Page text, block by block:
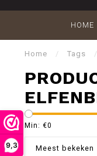
9,3
HOME
Home / Tags /
Min: €0
Meest bekeken